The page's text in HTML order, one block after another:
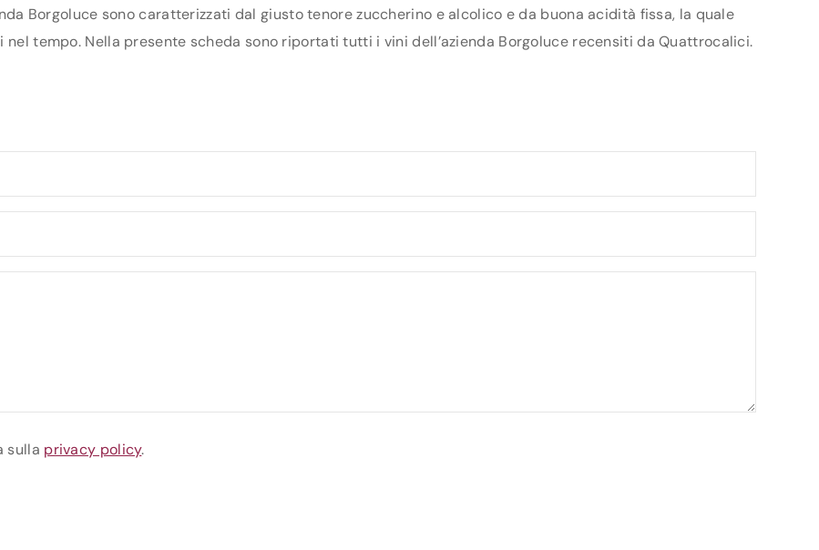
Borgoluce sono caratterizzati dal giusto tenore zuccherino e alcolico e da buona acidità fissa, la quale
tempo. Nella presente scheda sono riportati tutti i vini dell’azienda Borgoluce recensiti da Quattrocalici.
sulla privacy policy.